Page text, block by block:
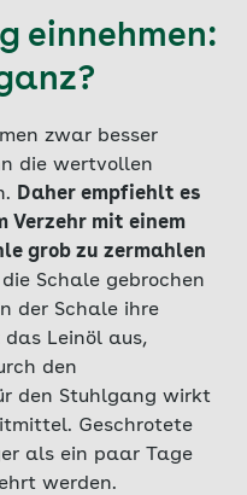
einnehmen:
zwar besser
die wertvollen
Daher empfiehlt es
Verzehr mit einem
grob zu zermahlen
die Schale gebrochen
der Schale ihre
Leinöl aus,
den
den Stuhlgang wirkt
Geschrotete
als ein paar Tage
werden.